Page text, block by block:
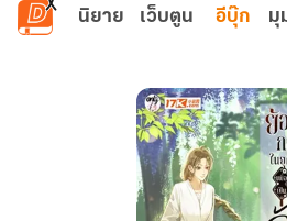
ข้ามไปยังเนื้อหาหลัก
นิยาย เว็บตูน อีบุ๊ก มุ